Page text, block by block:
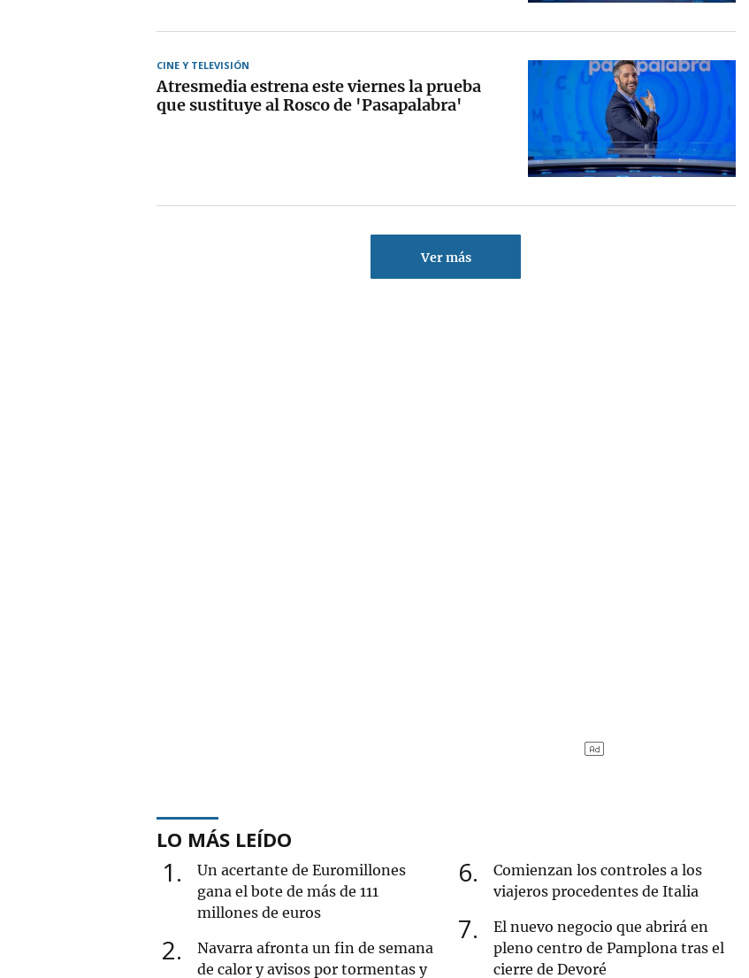
CINE Y TELEVISIÓN
Atresmedia estrena este viernes la prueba
que sustituye al Rosco de 'Pasapalabra'
Ver más
LO MÁS LEÍDO
1
Un acertante de Euromillones
gana el bote de más de 111
millones de euros
2
Navarra afronta un fin de semana
de calor y avisos por tormentas y
6
Comienzan los controles a los
viajeros procedentes de Italia
7
El nuevo negocio que abrirá en
pleno centro de Pamplona tras el
cierre de Devoré